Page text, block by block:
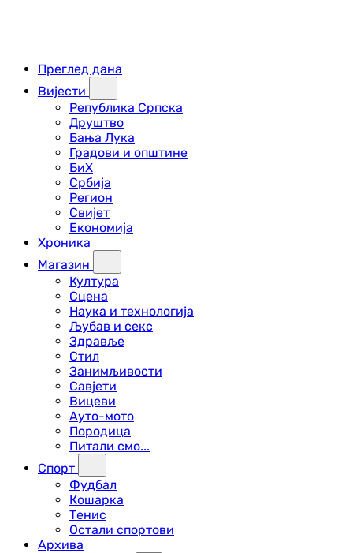
Преглед дана
Вијести
Република Српска
Друштво
Бања Лука
Градови и општине
БиХ
Србија
Регион
Свијет
Економија
Хроника
Магазин
Култура
Сцена
Наука и технологија
Љубав и секс
Здравље
Стил
Занимљивости
Савјети
Вицеви
Ауто-мото
Породица
Питали смо...
Спорт
Фудбал
Кошарка
Тенис
Остали спортови
Архива